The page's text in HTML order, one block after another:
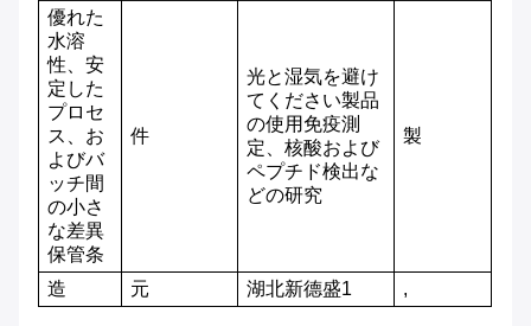
優れた
水溶
性、安
定した
プロセ
ス、お
よびバ
ッチ間
の小さ
な差異
保管条
件
光と湿気を避け
てください製品
の使用 免疫測
定、核酸および
ペプチド検出な
どの研究
製
造 元 湖北新德盛1 ,